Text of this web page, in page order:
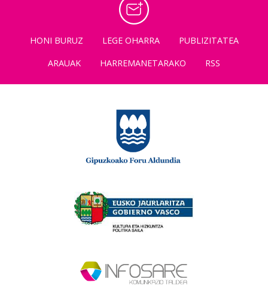
HONI BURUZ LEGE OHARRA
PUBLIZITATEA
ARAUAK
HARREMANETARAKO RSS